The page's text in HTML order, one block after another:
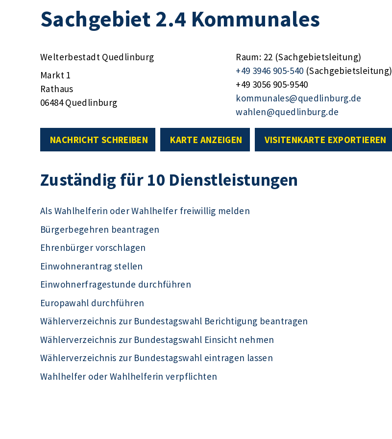
Sachgebiet 2.4 Kommunales
Welterbestadt Quedlinburg
Markt 1
Rathaus
06484 Quedlinburg
Raum: 22 (Sachgebietsleitung)
+49 3946 905-540 (Sachgebietsleitung)
+49 3056 905-9540
kommunales@quedlinburg.de
wahlen@quedlinburg.de
NACHRICHT SCHREIBEN KARTE ANZEIGEN VISITENKARTE EXPORTIEREN
Zuständig für 10 Dienstleistungen
Als Wahlhelferin oder Wahlhelfer freiwillig melden
Bürgerbegehren beantragen
Ehrenbürger vorschlagen
Einwohnerantrag stellen
Einwohnerfragestunde durchführen
Europawahl durchführen
Wählerverzeichnis zur Bundestagswahl Berichtigung beantragen
Wählerverzeichnis zur Bundestagswahl Einsicht nehmen
Wählerverzeichnis zur Bundestagswahl eintragen lassen
Wahlhelfer oder Wahlhelferin verpflichten